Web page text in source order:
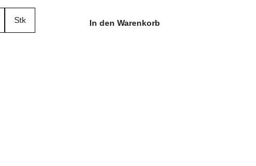
Stk In den Warenkorb